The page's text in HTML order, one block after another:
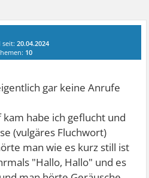
seit:20.04.2024
10
gar keine Anrufe
habe ich geflucht und
(vulgäres Fluchwort)
man wie es kurz still ist
"Hallo, Hallo" und es